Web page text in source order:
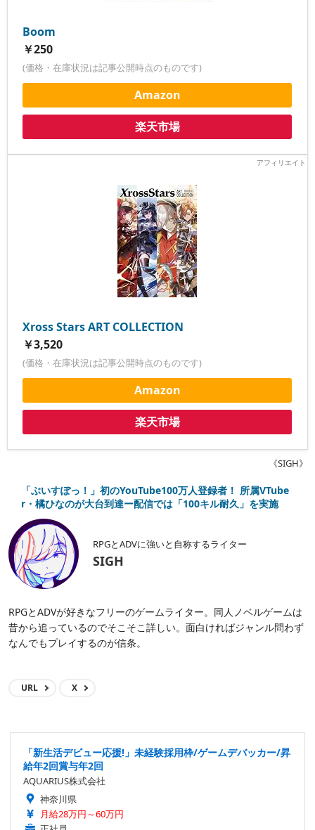
Boom
￥250
(価格・在庫状況は記事公開時点のものです)
Amazon
楽天市場
Xross Stars ART COLLECTION
￥3,520
(価格・在庫状況は記事公開時点のものです)
Amazon
楽天市場
《SIGH》
「ぶいすぽっ！」初のYouTube100万人登録者！ 所属VTube
r・橘ひなのが大台到達ー配信では「100キル耐久」を実施
RPGとADVに強いと自称するライター
SIGH
RPGとADVが好きなフリーのゲームライター。同人ノベルゲームは
昔から追っているのでそこそこ詳しい。面白ければジャンル問わず
なんでもプレイするのが信条。
URL X
「新生活デビュー応援!」未経験採用枠/ゲームデバッカー/昇
給年2回賞与年2回
AQUARIUS株式会社
神奈川県
月給28万円～60万円